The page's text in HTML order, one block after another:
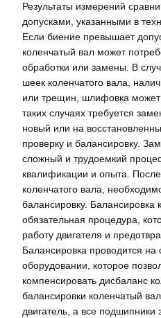
Результаты измерений
допусками, указанными в
Если биение превышает
коленчатый вал может
обработки или замены. В
шеек коленчатого вала,
или трещин, шлифовка
таких случаях требуется
новый или на
проверку и балансировку.
сложный и трудоемкий
квалификации и опыта.
коленчатого вала,
балансировку. Балансировка
обязательная процедура,
работу двигателя и
Балансировка проводится на
оборудовании, которое
компенсировать дисбаланс
балансировки коленчатый
двигатель, а все